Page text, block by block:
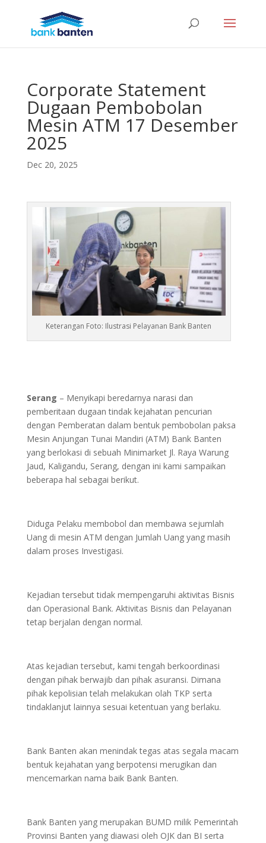
Corporate Statement
Dugaan Pembobolan
Mesin ATM 17 Desember
2025
Dec 20, 2025
Keterangan Foto: Ilustrasi Pelayanan Bank Banten
Serang – Menyikapi beredarnya narasi dan
pemberitaan dugaan tindak kejahatan pencurian
dengan Pemberatan dalam bentuk pembobolan paksa
Mesin Anjungan Tunai Mandiri (ATM) Bank Banten
yang berlokasi di sebuah Minimarket Jl. Raya Warung
Jaud, Kaligandu, Serang, dengan ini kami sampaikan
beberapa hal sebagai berikut.
Diduga Pelaku membobol dan membawa sejumlah
Uang di mesin ATM dengan Jumlah Uang yang masih
dalam proses Investigasi.
Kejadian tersebut tidak mempengaruhi aktivitas Bisnis
dan Operasional Bank. Aktivitas Bisnis dan Pelayanan
tetap berjalan dengan normal.
Atas kejadian tersebut, kami tengah berkoordinasi
dengan pihak berwajib dan pihak asuransi. Dimana
pihak kepolisian telah melakukan olah TKP serta
tindaklanjut lainnya sesuai ketentuan yang berlaku.
Bank Banten akan menindak tegas atas segala macam
bentuk kejahatan yang berpotensi merugikan dan
mencemarkan nama baik Bank Banten.
Bank Banten yang merupakan BUMD milik Pemerintah
Provinsi Banten yang diawasi oleh OJK dan BI serta